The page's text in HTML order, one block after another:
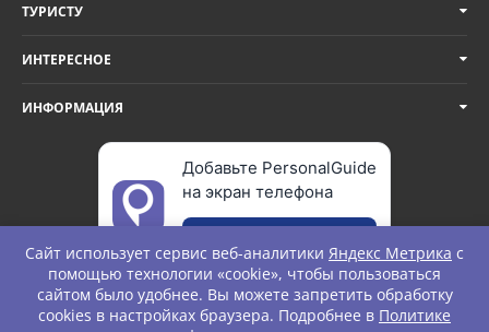
ТУРИСТУ
ИНТЕРЕСНОЕ
ИНФОРМАЦИЯ
Добавьте PersonalGuide
на экран телефона
© Personal Guide. All rights Reserved.
Сайт использует сервис веб-аналитики Яндекс Метрика с
помощью технологии «cookie», чтобы пользоваться
сайтом было удобнее. Вы можете запретить обработку
cookies в настройках браузера. Подробнее в Политике